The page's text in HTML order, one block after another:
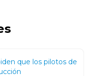
que los pilotos de